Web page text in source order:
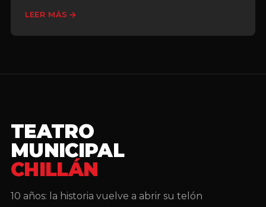
LEER MÁS
TEATRO
MUNICIPAL
CHILLÁN
10 años: la historia vuelve a abrir su telón